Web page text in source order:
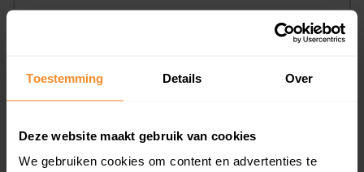
Toestemming Details Over
Deze website maakt gebruik van cookies
We gebruiken cookies om content en advertenties te
51%
1981 - 2007
21%